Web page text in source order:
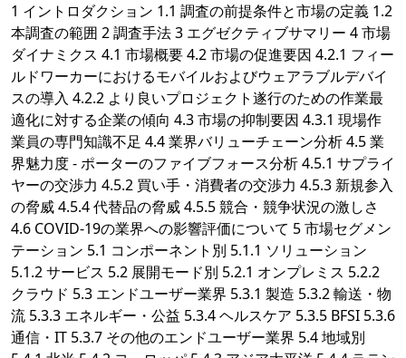
1 イントロダクション 1.1 調査の前提条件と市場の定義 1.2
本調査の範囲 2 調査手法 3 エグゼクティブサマリー 4 市場
ダイナミクス 4.1 市場概要 4.2 市場の促進要因 4.2.1 フィー
ルドワーカーにおけるモバイルおよびウェアラブルデバイ
スの導入 4.2.2 より良いプロジェクト遂行のための作業最
適化に対する企業の傾向 4.3 市場の抑制要因 4.3.1 現場作
業員の専門知識不足 4.4 業界バリューチェーン分析 4.5 業
界魅力度 - ポーターのファイブフォース分析 4.5.1 サプライ
ヤーの交渉力 4.5.2 買い手・消費者の交渉力 4.5.3 新規参入
の脅威 4.5.4 代替品の脅威 4.5.5 競合・競争状況の激しさ
4.6 COVID-19の業界への影響評価について 5 市場セグメン
テーション 5.1 コンポーネント別 5.1.1 ソリューション
5.1.2 サービス 5.2 展開モード別 5.2.1 オンプレミス 5.2.2
クラウド 5.3 エンドユーザー業界 5.3.1 製造 5.3.2 輸送・物
流 5.3.3 エネルギー・公益 5.3.4 ヘルスケア 5.3.5 BFSI 5.3.6
通信・IT 5.3.7 その他のエンドユーザー業界 5.4 地域別